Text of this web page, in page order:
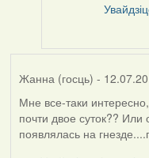
Жанна (госць) -
Мне все-таки
почти двое суток??
появлялась на